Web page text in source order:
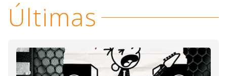
Últimas